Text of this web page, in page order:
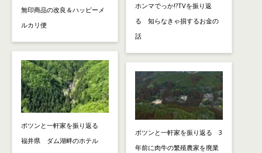
無印商品の改良＆ハッピーメ
ルカリ便
ポツンと一軒家を振り返る
福井県 ダム湖畔のホテル
ホンマでっか!?TVを振り返
る 知らなきゃ損するお金の
話
ポツンと一軒家を振り返る 3
年前に肉牛の繁殖農家を廃業